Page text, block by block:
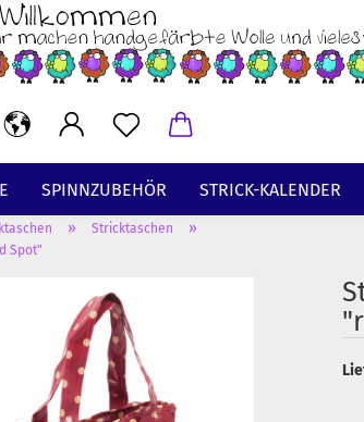
SPINNZUBEHÖR STRICK-KALENDER
» Stricktaschen »
Spot"